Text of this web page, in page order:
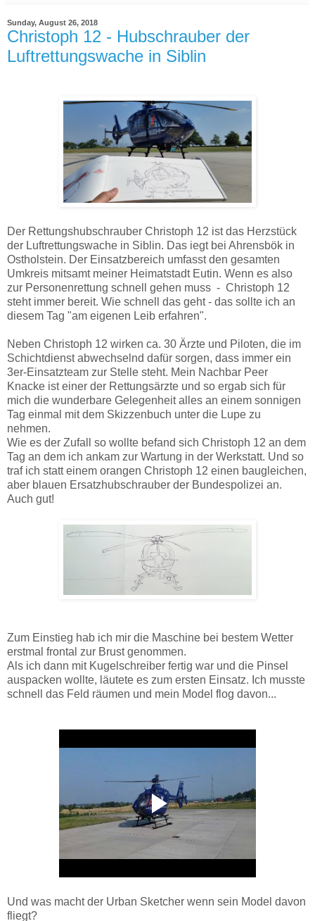
Sunday, August 26, 2018
Christoph 12 - Hubschrauber der
Luftrettungswache in Siblin
Der Rettungshubschrauber Christoph 12 ist das Herzstück
der Luftrettungswache in Siblin. Das iegt bei Ahrensbök in
Ostholstein. Der Einsatzbereich umfasst den gesamten
Umkreis mitsamt meiner Heimatstadt Eutin. Wenn es also
zur Personenrettung schnell gehen muss - Christoph 12
steht immer bereit. Wie schnell das geht - das sollte ich an
diesem Tag "am eigenen Leib erfahren".
Neben Christoph 12 wirken ca. 30 Ärzte und Piloten, die im
Schichtdienst abwechselnd dafür sorgen, dass immer ein
3er-Einsatzteam zur Stelle steht. Mein Nachbar Peer
Knacke ist einer der Rettungsärzte und so ergab sich für
mich die wunderbare Gelegenheit alles an einem sonnigen
Tag einmal mit dem Skizzenbuch unter die Lupe zu
nehmen.
Wie es der Zufall so wollte befand sich Christoph 12 an dem
Tag an dem ich ankam zur Wartung in der Werkstatt. Und so
traf ich statt einem orangen Christoph 12 einen baugleichen,
aber blauen Ersatzhubschrauber der Bundespolizei an.
Auch gut!
Zum Einstieg hab ich mir die Maschine bei bestem Wetter
erstmal frontal zur Brust genommen.
Als ich dann mit Kugelschreiber fertig war und die Pinsel
auspacken wollte, läutete es zum ersten Einsatz. Ich musste
schnell das Feld räumen und mein Model flog davon...
Und was macht der Urban Sketcher wenn sein Model davon
fliegt?